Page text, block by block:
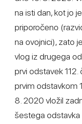
na isti dan, kot jo
priporočeno
na ovojnici), zato
vlog iz drugega
prvi odstavek 112.
prvim odstavkom
8. 2020 vložil
šestega odstavka